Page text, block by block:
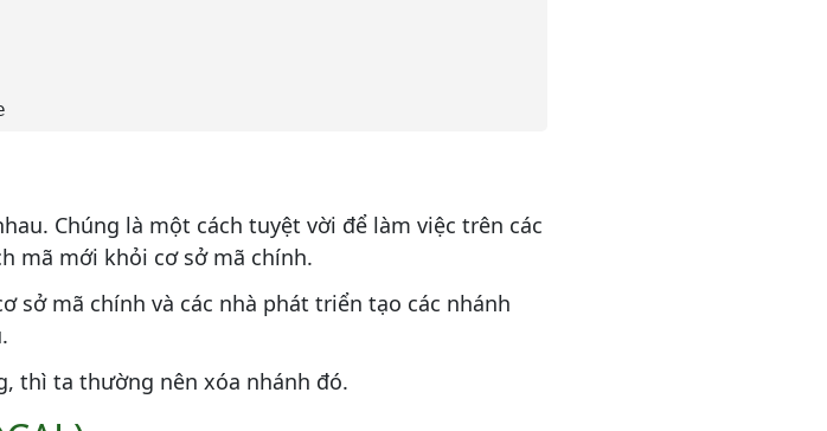
Chúng là một cách tuyệt vời để làm việc trên các
mã mới khỏi cơ sở mã chính.
sở mã chính và các nhà phát triển tạo các nhánh
thì ta thường nên xóa nhánh đó.